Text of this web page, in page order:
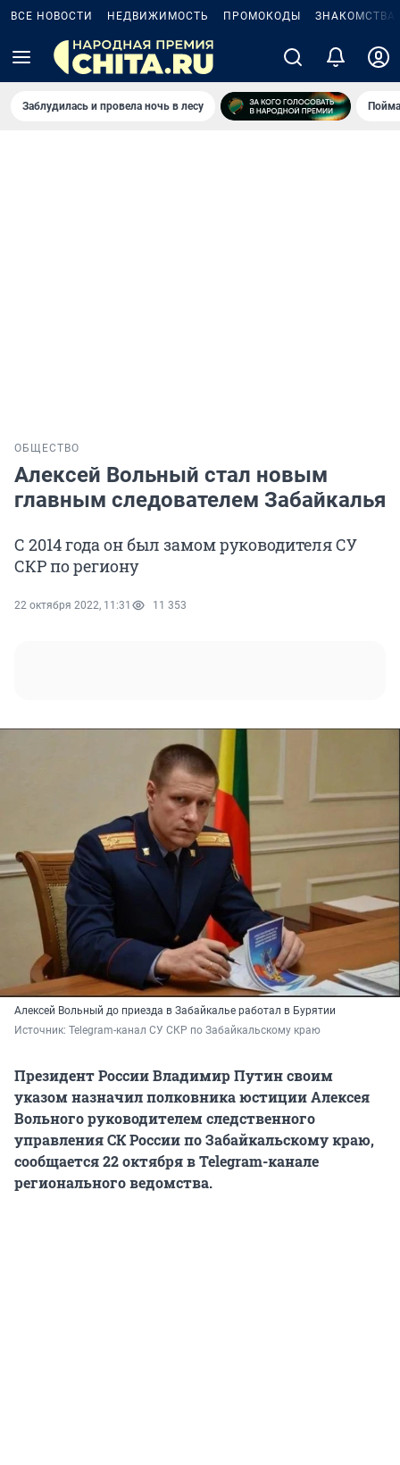
ВСЕ НОВОСТИ НЕДВИЖИМОСТЬ ПРОМОКОДЫ ЗНАКОМСТВА
Заблудилась и провела ночь в лесу
ОБЩЕСТВО
Алексей Вольный стал новым
главным следователем Забайкалья
С 2014 года он был замом руководителя СУ
СКР по региону
22 октября 2022, 11:31 11 353
Алексей Вольный до приезда в Забайкалье работал в Бурятии
Источник: Telegram-канал СУ СКР по Забайкальскому краю
Президент России Владимир Путин своим
указом назначил полковника юстиции Алексея
Вольного руководителем следственного
управления СК России по Забайкальскому краю,
сообщается 22 октября в Telegram-канале
регионального ведомства.